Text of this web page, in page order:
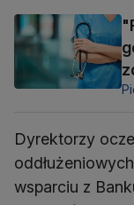
Dyrektorzy
wsparciu z